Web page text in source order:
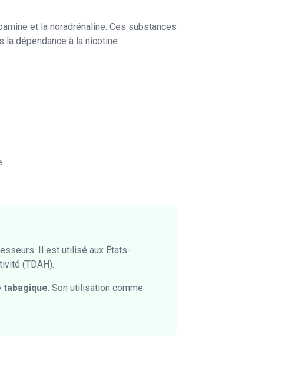
et la noradrénaline. Ces substances
dépendance à la nicotine.
Il est utilisé aux États-
(TDAH).
tabagique . Son utilisation comme